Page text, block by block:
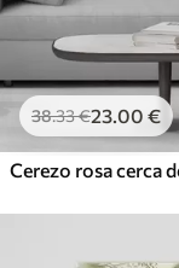
38.33€23.00 €